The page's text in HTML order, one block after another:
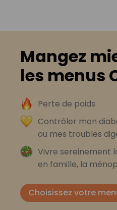
Mangez
les menus
Perte de poids
Contrôler mon
ou mes troubles
Vivre sereinement
en famille, la
Choisissez votre